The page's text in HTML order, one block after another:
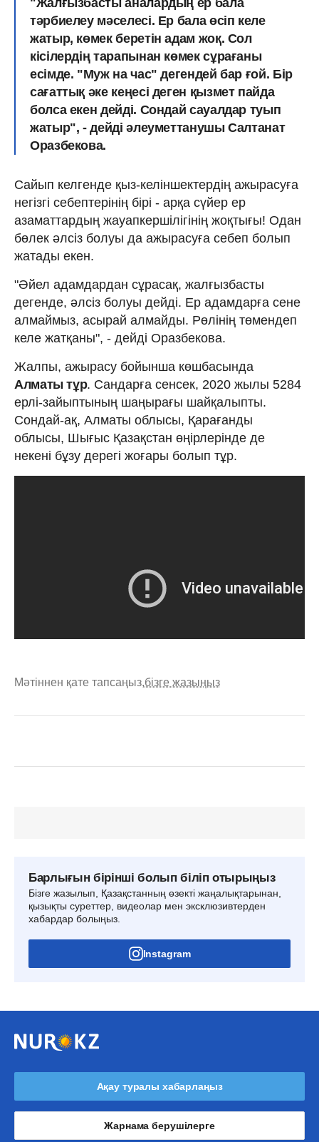
тәрбиелеу мәселесі. Ер бала өсіп келе
жатыр, көмек беретін адам жоқ. Сол
кісілердің тарапынан көмек сұрағаны
есімде. "Муж на час" дегендей бар ғой. Бір
сағаттық әке кеңесі деген қызмет пайда
болса екен дейді. Сондай сауалдар туып
жатыр", - дейді әлеуметтанушы Салтанат
Оразбекова.
Сайып келгенде қыз-келіншектердің ажырасуға
негізгі себептерінің бірі - арқа сүйер ер
азаматтардың жауапкершілігінің жоқтығы! Одан
бөлек әлсіз болуы да ажырасуға себеп болып
жатады екен.
"Әйел адамдардан сұрасақ, жалғызбасты
дегенде, әлсіз болуы дейді. Ер адамдарға сене
алмаймыз, асырай алмайды. Рөлінің төмендеп
келе жатқаны", - дейді Оразбекова.
Жалпы, ажырасу бойынша көшбасында
Алматы тұр. Сандарға сенсек, 2020 жылы 5284
ерлі-зайыптының шаңырағы шайқалыпты.
Сондай-ақ, Алматы облысы, Қарағанды
облысы, Шығыс Қазақстан өңірлерінде де
некені бұзу дерегі жоғары болып тұр.
Мәтіннен қате тапсаңыз,бізге жазыңыз
Барлығын бірінші болып біліп отырыңыз
Бізге жазылып, Қазақстанның өзекті жаңалықтарынан,
қызықты суреттер, видеолар мен эксклюзивтерден
хабардар болыңыз.
Instagram
Ақау туралы хабарлаңыз
Жарнама берушілерге